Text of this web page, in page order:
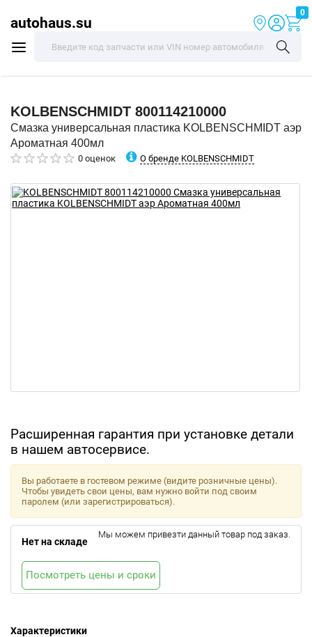
autohaus.su
0
KOLBENSCHMIDT 800114210000
Смазка универсальная пластика KOLBENSCHMIDT аэр
Ароматная 400мл
0 оценок О бренде KOLBENSCHMIDT
Расширенная гарантия при установке детали
в нашем автосервисе.
Характеристики
Вы работаете в гостевом режиме (видите розничные цены).
Чтобы увидеть свои цены, вам нужно войти под своим
паролем (или зарегистрироваться).
Нет на складе
Мы можем привезти данный товар под заказ.
Посмотреть цены и сроки